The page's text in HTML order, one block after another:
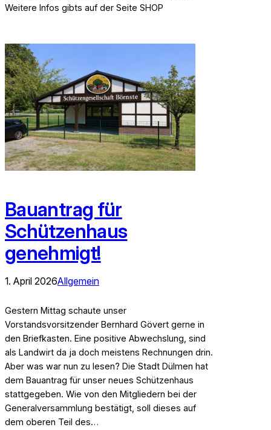
Weitere Infos gibts auf der Seite SHOP
Bauantrag für
Schützenhaus
genehmigt!
1. April 2026Allgemein
Gestern Mittag schaute unser
Vorstandsvorsitzender Bernhard Gövert gerne in
den Briefkasten. Eine positive Abwechslung, sind
als Landwirt da ja doch meistens Rechnungen drin.
Aber was war nun zu lesen? Die Stadt Dülmen hat
dem Bauantrag für unser neues Schützenhaus
stattgegeben. Wie von den Mitgliedern bei der
Generalversammlung bestätigt, soll dieses auf
dem oberen Teil des…